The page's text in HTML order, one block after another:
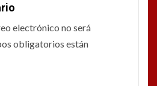
electrónico no será
obligatorios están